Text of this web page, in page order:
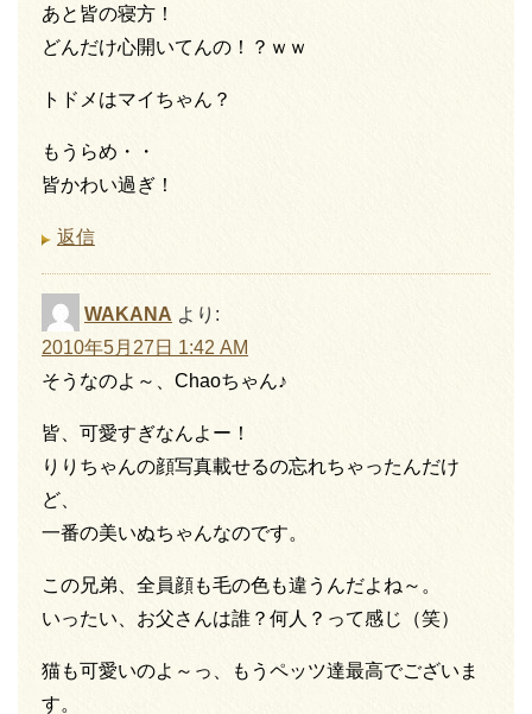
あと皆の寝方！
どんだけ心開いてんの！？ｗｗ
トドメはマイちゃん？
もうらめ・・
皆かわい過ぎ！
返信
WAKANA より:
2010年5月27日 1:42 AM
そうなのよ～、Chaoちゃん♪
皆、可愛すぎなんよー！
りりちゃんの顔写真載せるの忘れちゃったんだけ
ど、
一番の美いぬちゃんなのです。
この兄弟、全員顔も毛の色も違うんだよね～。
いったい、お父さんは誰？何人？って感じ（笑）
猫も可愛いのよ～っ、もうペッツ達最高でございま
す。